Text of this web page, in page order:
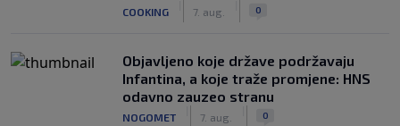
COOKING 7. aug. 0
Objavljeno koje države podržavaju
Infantina, a koje traže promjene: HNS
odavno zauzeo stranu
NOGOMET 7. aug. 0